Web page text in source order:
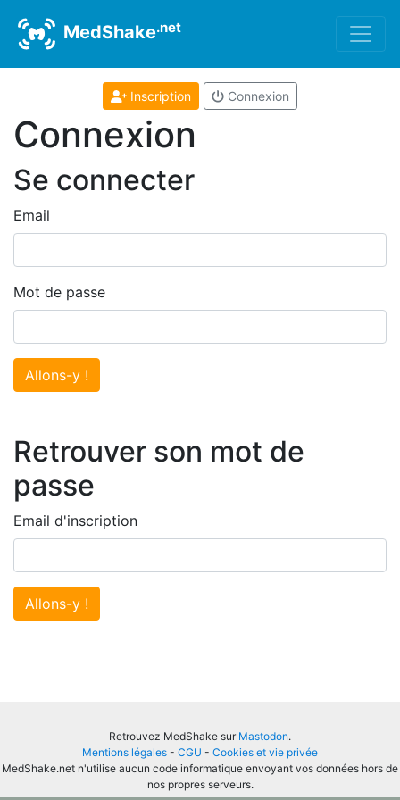
MedShake.net
Inscription Connexion
Connexion
Se connecter
Email
Mot de passe
Allons-y !
Retrouver son mot de
passe
Email d'inscription
Allons-y !
Retrouvez MedShake sur Mastodon.
Mentions légales - CGU - Cookies et vie privée
MedShake.net n'utilise aucun code informatique envoyant vos données hors de
nos propres serveurs.